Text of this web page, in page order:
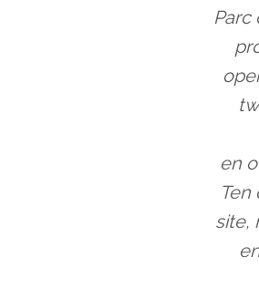
Parc
en
site,